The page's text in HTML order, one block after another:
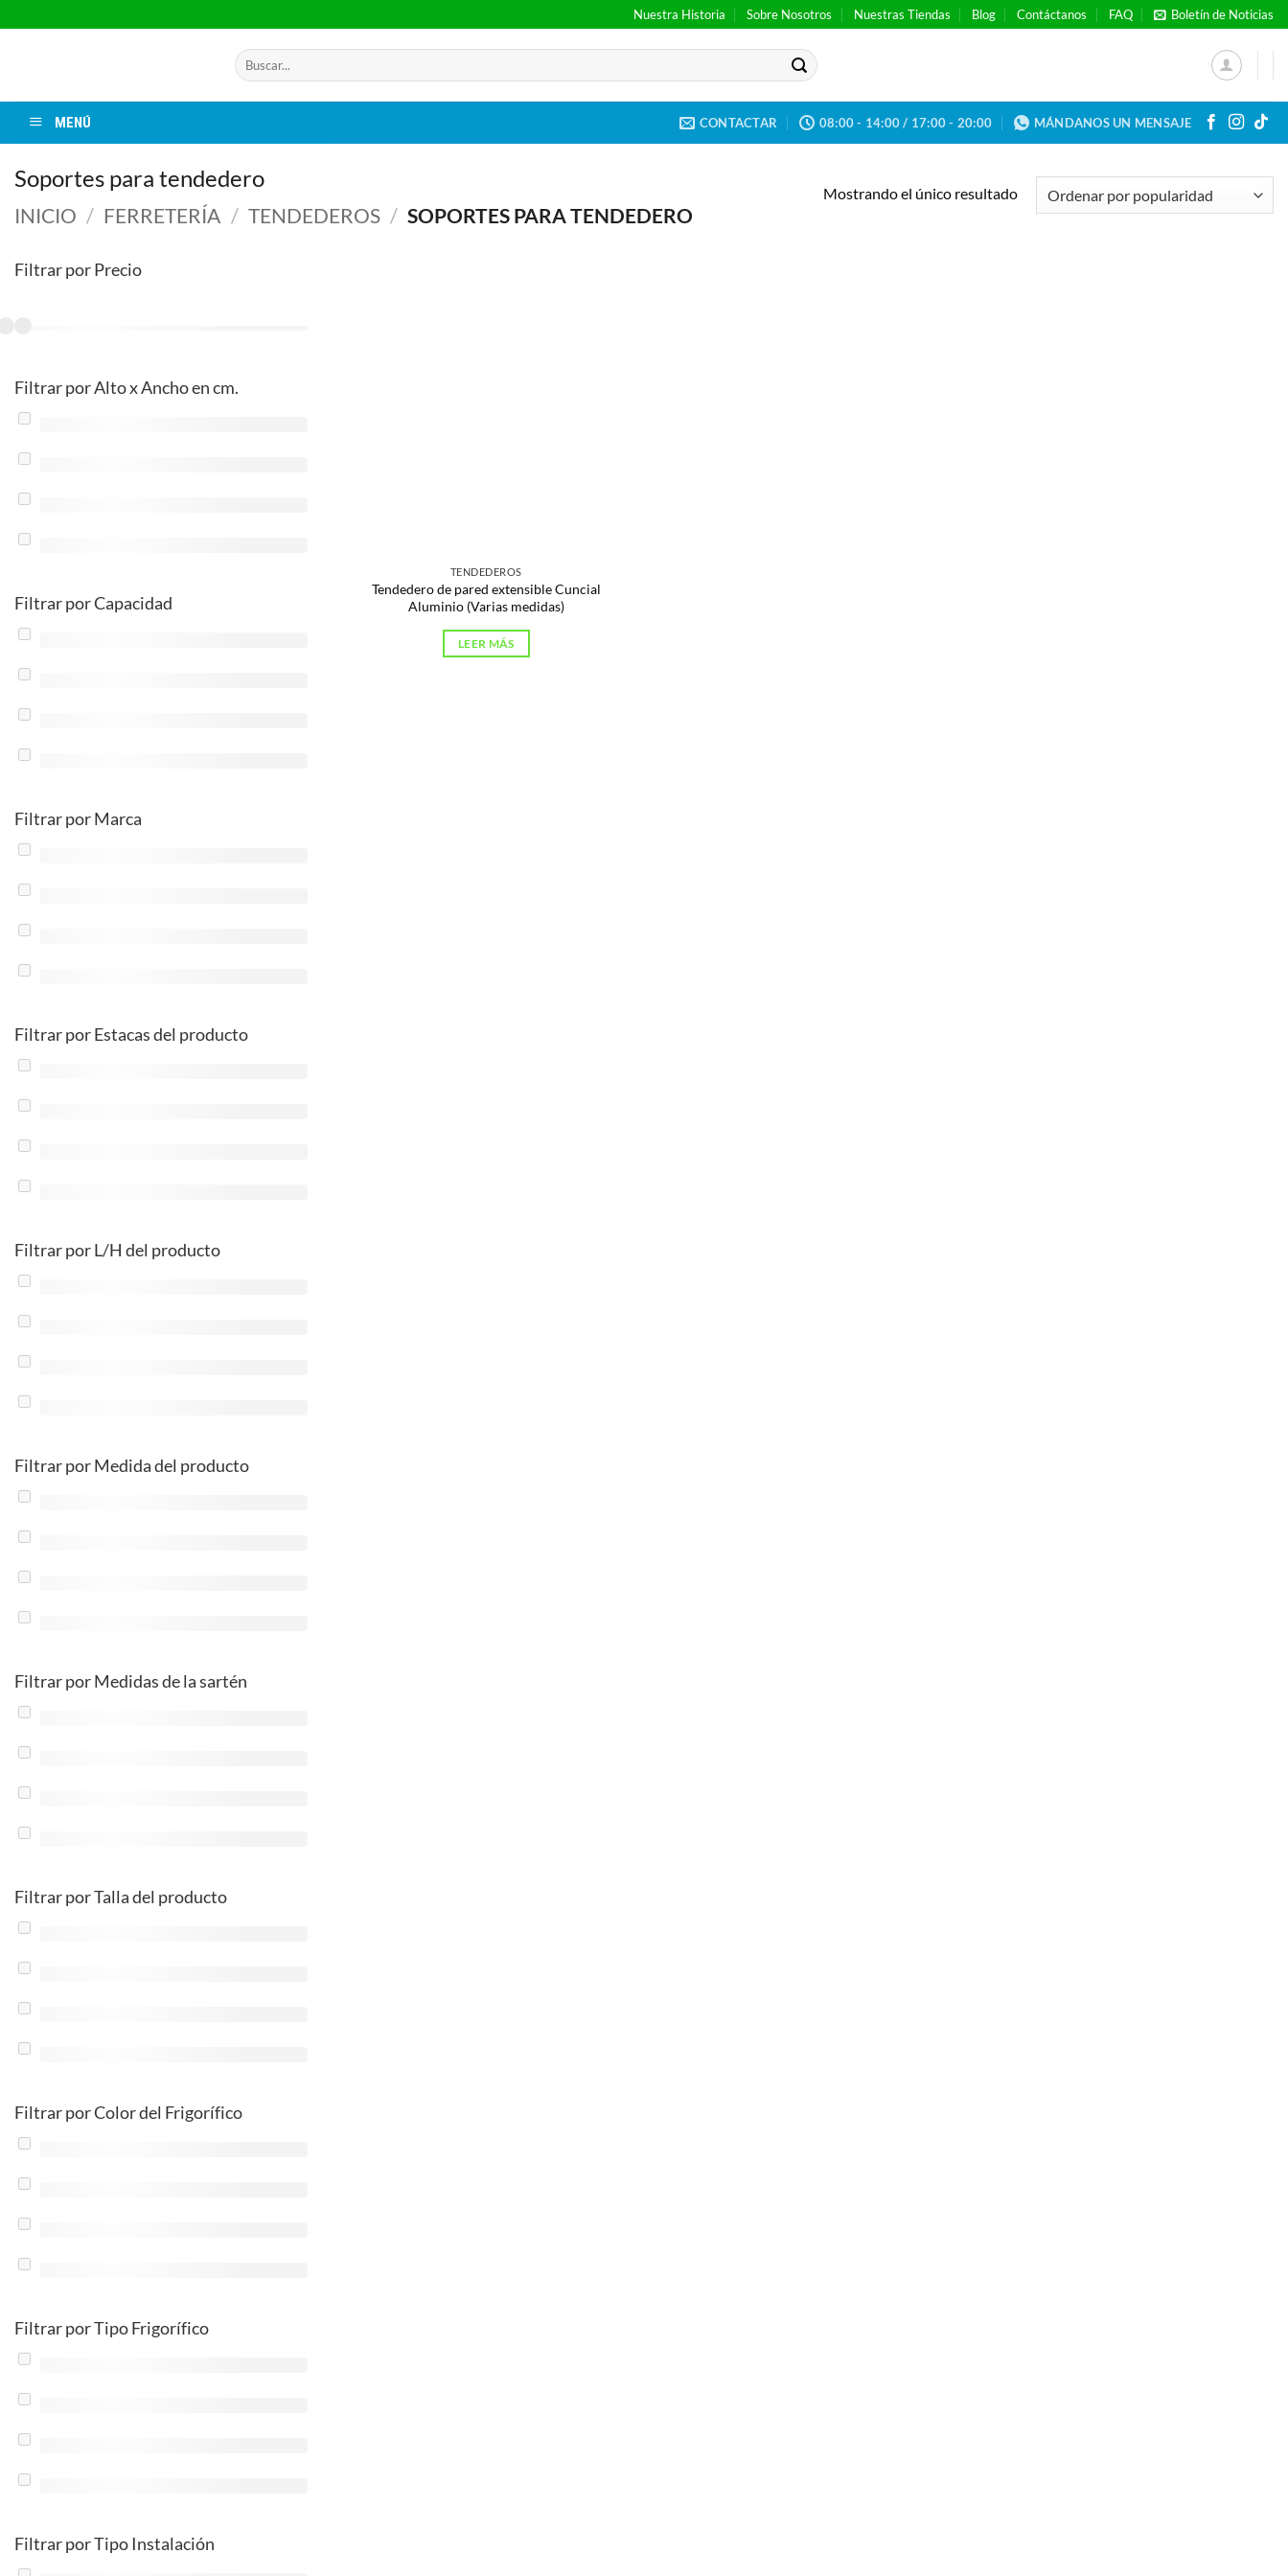
al
Nuestra Historia Sobre Nosotros Nuestras Tiendas Blog Contáctanos FAQ Boletín de Noticias
Buscar
por:
MENÚ CONTACTAR 08:00 - 14:00 / 17:00 - 20:00 MÁNDANOS UN MENSAJE
Soportes para tendedero
INICIO / FERRETERÍA / TENDEDEROS / SOPORTES PARA TENDEDERO
Mostrando el único resultado
Filtrar por Precio
Filtrar por Alto x Ancho en cm.
Filtrar por Capacidad
Filtrar por Marca
Filtrar por Estacas del producto
Filtrar por L/H del producto
Filtrar por Medida del producto
Filtrar por Medidas de la sartén
Filtrar por Talla del producto
Filtrar por Color del Frigorífico
Filtrar por Tipo Frigorífico
Filtrar por Tipo Instalación
TENDEDEROS
Tendedero de pared extensible Cuncial
Aluminio (Varias medidas)
LEER MÁS